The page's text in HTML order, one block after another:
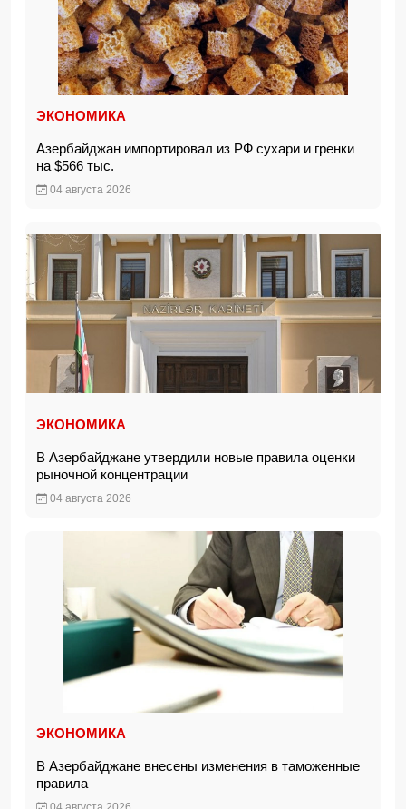
ЭКОНОМИКА
Азербайджан импортировал из РФ сухари и гренки
на $566 тыс.
04 августа 2026
ЭКОНОМИКА
В Азербайджане утвердили новые правила оценки
рыночной концентрации
04 августа 2026
ЭКОНОМИКА
В Азербайджане внесены изменения в таможенные
правила